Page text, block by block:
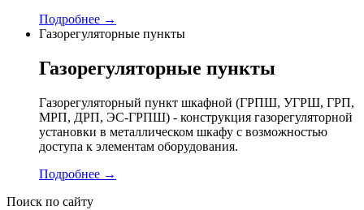
Подробнее →
Газорегуляторные пункты
Газорегуляторные пункты
Газорегуляторный пункт шкафной (ГРПШ, УГРШ, ГРП,
МРП, ДРП, ЭС-ГРПШ) - конструкция газорегуляторной
установки в металлическом шкафу с возможностью
доступа к элементам оборудования.
Подробнее →
Поиск по сайту